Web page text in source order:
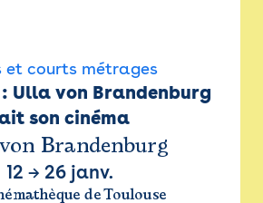
et courts métrages
: Ulla von Brandenburg
son cinéma
Brandenburg
12 → 26 janv.
de Toulouse